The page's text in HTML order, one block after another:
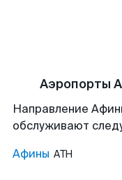
Аэропорты
Направление
обслуживают
Афины ATH